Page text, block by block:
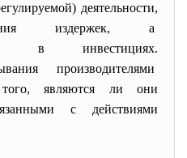
деятельности,
издержек, а
в инвестициях.
производителями
являются ли они
с действиями